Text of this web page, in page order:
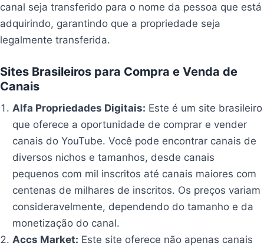
canal seja transferido para o nome da pessoa que está
adquirindo, garantindo que a propriedade seja
legalmente transferida.
Sites Brasileiros para Compra e Venda de
Canais
Alfa Propriedades Digitais: Este é um site brasileiro
que oferece a oportunidade de comprar e vender
canais do YouTube. Você pode encontrar canais de
diversos nichos e tamanhos, desde canais
pequenos com mil inscritos até canais maiores com
centenas de milhares de inscritos. Os preços variam
consideravelmente, dependendo do tamanho e da
monetização do canal.
Accs Market: Este site oferece não apenas canais